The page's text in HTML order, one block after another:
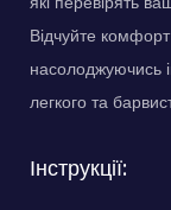
Відчуйте комфорт
насолоджуючись
легкого та
Інструкції: